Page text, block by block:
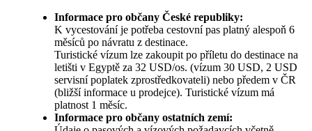
Informace pro občany České republiky:
K vycestování je potřeba cestovní pas platný alespoň 6
měsíců po návratu z destinace.
Turistické vízum lze zakoupit po příletu do destinace na
letišti v Egyptě za 32 USD/os. (vízum 30 USD, 2 USD
servisní poplatek zprostředkovateli) nebo předem v ČR
(bližší informace u prodejce). Turistické vízum má
platnost 1 měsíc.
Informace pro občany ostatních zemí: